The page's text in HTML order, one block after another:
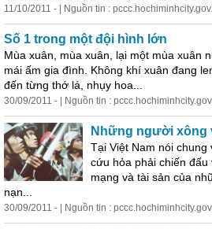
11/10/2011 - | Nguồn tin :
Số 1 trong một đội hình lớn
Mùa xuân, mùa xuân, lại một mùa xuân
mái ấm gia đình. Không khí xuân đang
đến từng thớ lá, nhụy hoa...
30/09/2011 - | Nguồn tin :
Những người xông
Tại Việt Nam nói chung
cứu hỏa phải chiến
mạng và tài sản của
nạn...
30/09/2011 - | Nguồn tin :